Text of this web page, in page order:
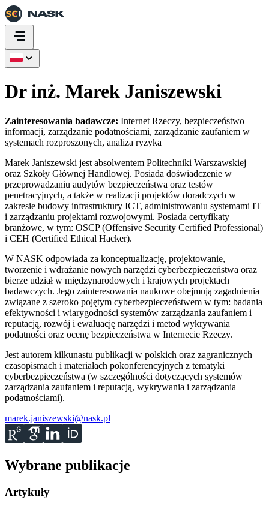
Dr inż. Marek Janiszewski
Zainteresowania badawcze: Internet Rzeczy, bezpieczeństwo
informacji, zarządzanie podatnościami, zarządzanie zaufaniem w
systemach rozproszonych, analiza ryzyka
Marek Janiszewski jest absolwentem Politechniki Warszawskiej
oraz Szkoły Głównej Handlowej. Posiada doświadczenie w
przeprowadzaniu audytów bezpieczeństwa oraz testów
penetracyjnych, a także w realizacji projektów doradczych w
zakresie budowy infrastruktury ICT, administrowaniu systemami IT
i zarządzaniu projektami rozwojowymi. Posiada certyfikaty
branżowe, w tym: OSCP (Offensive Security Certified Professional)
i CEH (Certified Ethical Hacker).
W NASK odpowiada za konceptualizację, projektowanie,
tworzenie i wdrażanie nowych narzędzi cyberbezpieczeństwa oraz
bierze udział w międzynarodowych i krajowych projektach
badawczych. Jego zainteresowania naukowe obejmują zagadnienia
związane z szeroko pojętym cyberbezpieczeństwem w tym: badania
efektywności i wiarygodności systemów zarządzania zaufaniem i
reputacją, rozwój i ewaluację narzędzi i metod wykrywania
podatności oraz ocenę bezpieczeństwa w Internecie Rzeczy.
Jest autorem kilkunastu publikacji w polskich oraz zagranicznych
czasopismach i materiałach pokonferencyjnych z tematyki
cyberbezpieczeństwa (w szczególności dotyczących systemów
zarządzania zaufaniem i reputacją, wykrywania i zarządzania
podatnościami).
marek.janiszewski@nask.pl
Wybrane publikacje
Artykuły